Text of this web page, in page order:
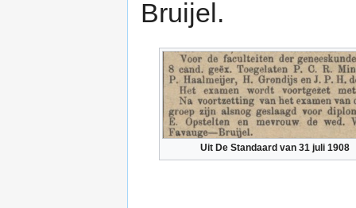
Bruijel.
Uit De Standaard van 31 juli 1908